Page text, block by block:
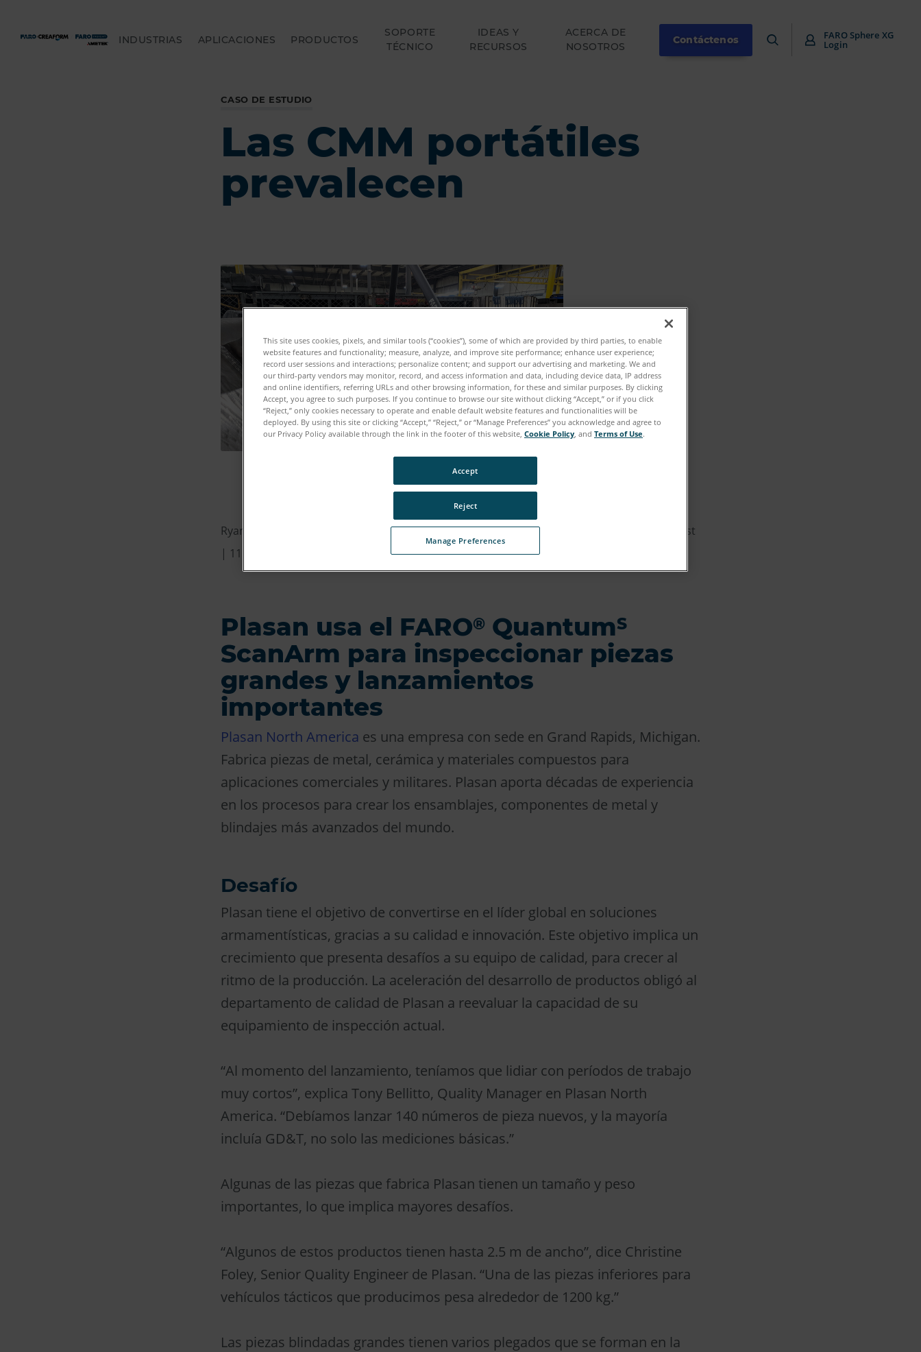
INDUSTRIAS APLICACIONES PRODUCTOS
SOPORTE
TÉCNICO
IDEAS Y
RECURSOS
ACERCA DE
NOSOTROS
Contáctenos FARO Sphere XG
Login
CASO DE ESTUDIO
Las CMM portátiles
prevalecen
Ryan E. Day | Editor colaborador/coordinador de contenido de marketing | Quality Digest
| 11 de marzo, 2019
Plasan usa el FARO® QuantumS
ScanArm para inspeccionar piezas
grandes y lanzamientos
importantes
Plasan North America es una empresa con sede en Grand Rapids, Michigan.
Fabrica piezas de metal, cerámica y materiales compuestos para
aplicaciones comerciales y militares. Plasan aporta décadas de experiencia
en los procesos para crear los ensamblajes, componentes de metal y
blindajes más avanzados del mundo.
Desafío
Plasan tiene el objetivo de convertirse en el líder global en soluciones
armamentísticas, gracias a su calidad e innovación. Este objetivo implica un
crecimiento que presenta desafíos a su equipo de calidad, para crecer al
ritmo de la producción. La aceleración del desarrollo de productos obligó al
departamento de calidad de Plasan a reevaluar la capacidad de su
equipamiento de inspección actual.
“Al momento del lanzamiento, teníamos que lidiar con períodos de trabajo
muy cortos”, explica Tony Bellitto, Quality Manager en Plasan North
America. “Debíamos lanzar 140 números de pieza nuevos, y la mayoría
incluía GD&T, no solo las mediciones básicas.”
Algunas de las piezas que fabrica Plasan tienen un tamaño y peso
importantes, lo que implica mayores desafíos.
“Algunos de estos productos tienen hasta 2.5 m de ancho”, dice Christine
Foley, Senior Quality Engineer de Plasan. “Una de las piezas inferiores para
vehículos tácticos que producimos pesa alrededor de 1200 kg.”
Las piezas blindadas grandes tienen varios plegados que se forman en la
This site uses cookies, pixels, and similar tools (“cookies”), some of which are provided by third parties, to enable
website features and functionality; measure, analyze, and improve site performance; enhance user experience;
record user sessions and interactions; personalize content; and support our advertising and marketing. We and
our third-party vendors may monitor, record, and access information and data, including device data, IP address
and online identifiers, referring URLs and other browsing information, for these and similar purposes. By clicking
Accept, you agree to such purposes. If you continue to browse our site without clicking “Accept,” or if you click
“Reject,” only cookies necessary to operate and enable default website features and functionalities will be
deployed. By using this site or clicking “Accept,” “Reject,” or “Manage Preferences” you acknowledge and agree to
our Privacy Policy available through the link in the footer of this website, Cookie Policy, and Terms of Use.
Manage Preferences
Reject
Accept